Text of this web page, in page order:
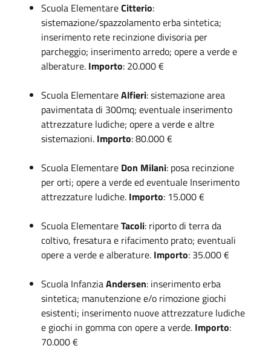
Scuola ElementareCitterio:
sistemazione/spazzolamento erba sintetica;
inserimento rete recinzione divisoria per
parcheggio; inserimento arredo; opere a verde e
alberature. Importo: 20.000 €
Scuola ElementareAlfieri: sistemazione area
pavimentata di 300mq; eventuale inserimento
attrezzature ludiche; opere a verde e altre
sistemazioni. Importo: 80.000 €
Scuola Elementare Don Milani: posa recinzione
per orti; opere a verde ed eventuale Inserimento
attrezzature ludiche. Importo: 15.000 €
Scuola ElementareTacoli: riporto di terra da
coltivo, fresatura e rifacimento prato; eventuali
opere a verde e alberature. Importo: 35.000 €
Scuola InfanziaAndersen: inserimento erba
sintetica; manutenzione e/o rimozione giochi
esistenti; inserimento nuove attrezzature ludiche
e giochi in gomma con opere a verde. Importo:
70.000 €